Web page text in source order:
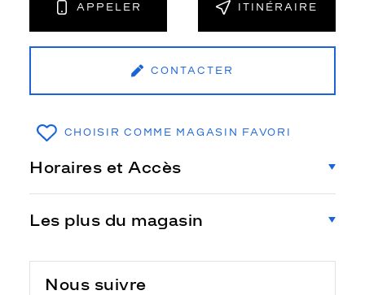
APPELER ITINÉRAIRE
CONTACTER
CHOISIR COMME MAGASIN FAVORI
Horaires et Accès
Les plus du magasin
Nous suivre